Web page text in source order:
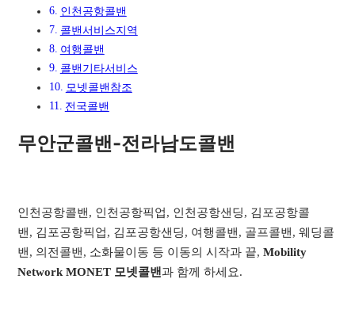
인천공항콜밴
콜밴서비스지역​
여행콜밴​
콜밴기타서비스​
모넷콜밴참조
전국콜밴
무안군콜밴-전라남도콜밴
인천공항콜밴, 인천공항픽업, 인천공항샌딩, 김포공항콜
밴, 김포공항픽업, 김포공항샌딩, 여행콜밴, 골프콜밴, 웨딩콜
밴, 의전콜밴, 소화물이동 등 이동의 시작과 끝,Mobility
Network MONET 모넷콜밴과 함께 하세요.